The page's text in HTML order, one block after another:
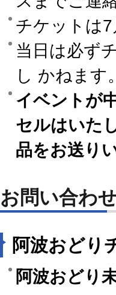
チケットは
当日は必ず
し かねます。
イベントが
セルはいた
品をお送り
お問い合わ
阿波おどり
阿波おどり